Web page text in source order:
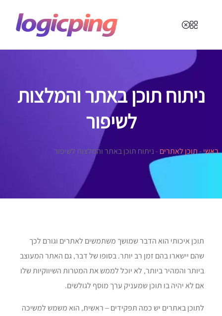
ניתוח תוכן באתר והמלצות
לשיפור
ראשי-תוכן לאתרים - ניתוח תוכן באתר והמלצות לשיפור
תוכן איכותי הוא הדבר שמושך משתמשים לאתרים וגורם לכך
שהם יישארו בהם זמן רב יותר. בסופו של דבר, גם האתר המעוצב
ביותר והמהיר ביותר, לא יוכל לממש את המטרות השיווקיות שלו
אם לא יהיה בו תוכן שמעניק ערך מוסף לגולשים.
לתוכן באתרים יש כמה תפקידים – ראשית, הוא משמש למשיכה